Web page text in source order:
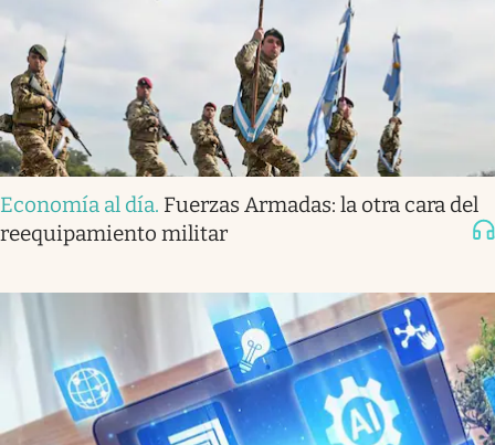
Economía al día. Fuerzas Armadas: la otra cara del
reequipamiento militar